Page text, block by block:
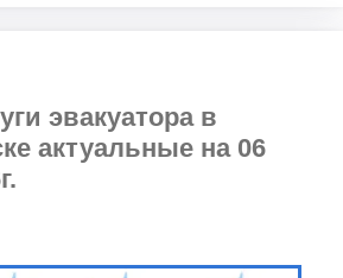
эвакуатора в
актуальные на 06